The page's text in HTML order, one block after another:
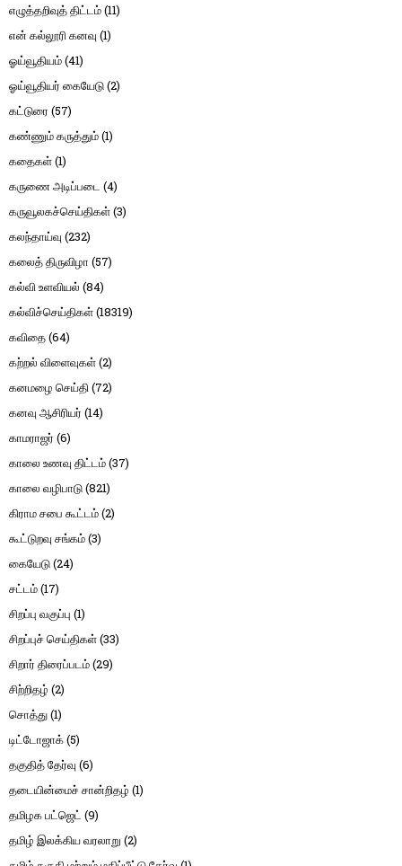
எழுத்தறிவுத் திட்டம்(11)
என் கல்லூரி கனவு (1)
ஓய்வூதியம்(41)
ஓய்வூதியர் கையேடு(2)
கட்டுரை (57)
கண்ணும் கருத்தும்(1)
கதைகள்(1)
கருணை அடிப்படை (4)
கருவூலகச்செய்திகள்(3)
கலந்தாய்வு (232)
கலைத் திருவிழா (57)
கல்வி உளவியல் (84)
கல்விச்செய்திகள்(18319)
கவிதை(64)
கற்றல் விளைவுகள்(2)
கனமழை செய்தி(72)
கனவு ஆசிரியர் (14)
காமராஜர் (6)
காலை உணவு திட்டம்(37)
காலை வழிபாடு(821)
கிராம சபை கூட்டம்(2)
கூட்டுறவு சங்கம்(3)
கையேடு(24)
சட்டம்(17)
சிறப்பு வகுப்பு (1)
சிறப்புச் செய்திகள்(33)
சிறார் திரைப்படம்(29)
சிற்றிதழ் (2)
சொத்து(1)
டிட்டோஜாக்(5)
தகுதித் தேர்வு (6)
தடையின்மைச் சான்றிதழ் (1)
தமிழக பட்ஜெட் (9)
தமிழ் இலக்கிய வரலாறு (2)